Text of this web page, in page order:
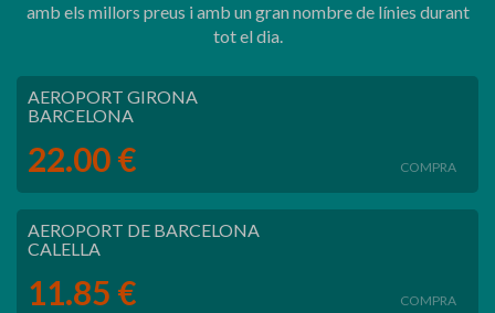
amb els millors preus i amb un gran nombre de línies durant
tot el dia.
AEROPORT GIRONA
BARCELONA
22.00 € COMPRA
AEROPORT DE BARCELONA
CALELLA
11.85 € COMPRA